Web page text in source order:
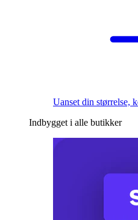
Uanset din størrelse,
Indbygget i alle butikker